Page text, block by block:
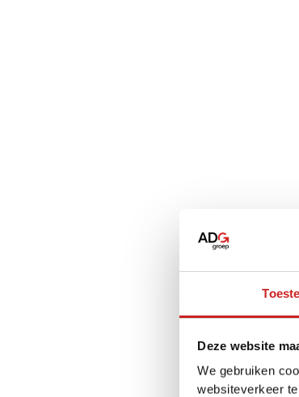
Deze website
We gebruiken
websiteverkeer